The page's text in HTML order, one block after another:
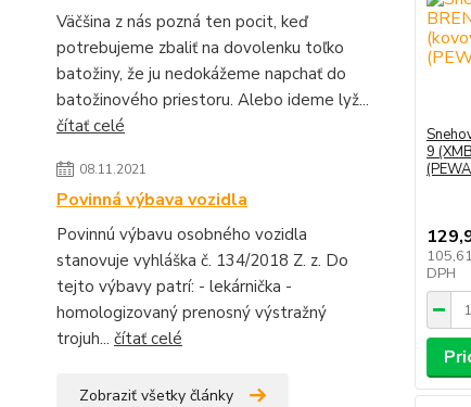
Väčšina z nás pozná ten pocit, keď
potrebujeme zbaliť na dovolenku toľko
batožiny, že ju nedokážeme napchať do
batožinového priestoru. Alebo ideme lyž...
čítať celé
08.11.2021
Povinná výbava vozidla
Povinnú výbavu osobného vozidla
stanovuje vyhláška č. 134/2018 Z. z. Do
tejto výbavy patrí: - lekárnička -
homologizovaný prenosný výstražný
trojuh... čítať celé
Zobraziť všetky články
9
DPH